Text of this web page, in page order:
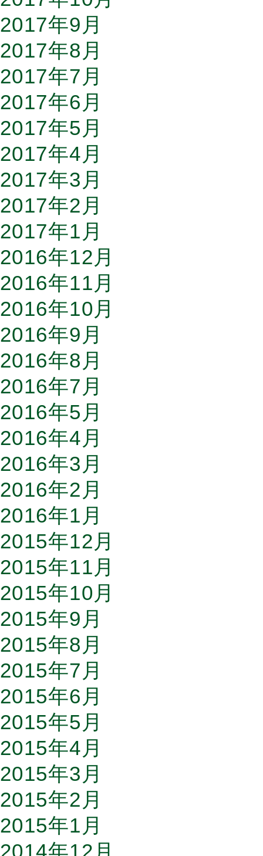
2017年9月
2017年8月
2017年7月
2017年6月
2017年5月
2017年4月
2017年3月
2017年2月
2017年1月
2016年12月
2016年11月
2016年10月
2016年9月
2016年8月
2016年7月
2016年5月
2016年4月
2016年3月
2016年2月
2016年1月
2015年12月
2015年11月
2015年10月
2015年9月
2015年8月
2015年7月
2015年6月
2015年5月
2015年4月
2015年3月
2015年2月
2015年1月
2014年12月